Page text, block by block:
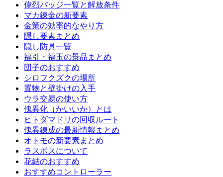
偉烈バッジ一覧と解放条件
マカ錬金の新要素
金策の効率的なやり方
隠し要素まとめ
隠し防具一覧
福引・福玉の景品まとめ
団子のおすすめ
シロフクズクの場所
置物と壁掛けの入手
ウラ交易の使い方
傀異化（かいいか）とは
ヒトダマドリの回収ルート
傀異錬成の最新情報まとめ
オトモの新要素まとめ
ラスボスについて
花結のおすすめ
おすすめコントローラー